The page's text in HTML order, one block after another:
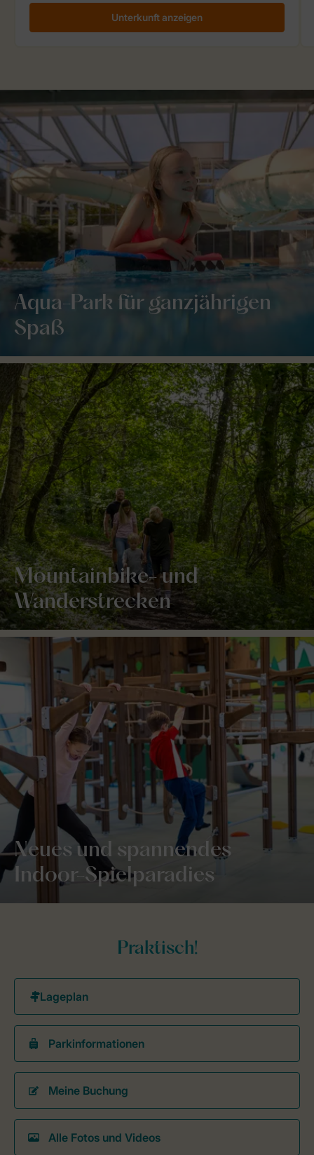
Aqua-Park für ganzjährigen
Spaß
Mountainbike- und
Wanderstrecken
Neues und spannendes
Indoor-Spielparadies
Praktisch!
Parkinformationen
Meine Buchung
Alle Fotos und Videos